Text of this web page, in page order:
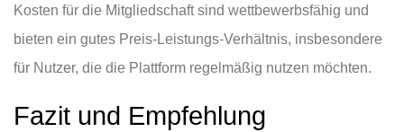
Kosten für die Mitgliedschaft sind wettbewerbsfähig und
bieten ein gutes Preis-Leistungs-Verhältnis, insbesondere
für Nutzer, die die Plattform regelmäßig nutzen möchten.
Fazit und Empfehlung